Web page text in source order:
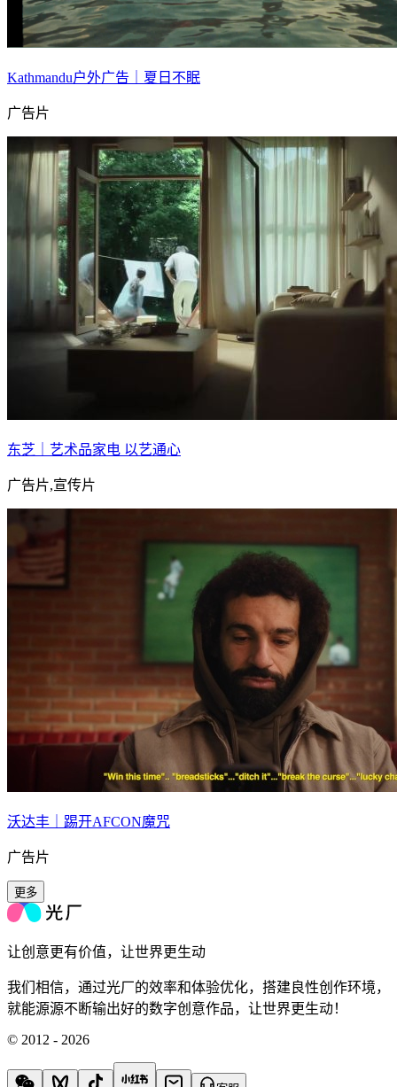
Kathmandu户外广告｜夏日不眠
广告片
东芝｜艺术品家电 以艺通心
广告片,宣传片
沃达丰｜踢开AFCON魔咒
广告片
更多
让创意更有价值，让世界更生动
我们相信，通过光厂的效率和体验优化，搭建良性创作环境，
就能源源不断输出好的数字创意作品，让世界更生动！
© 2012 - 2026